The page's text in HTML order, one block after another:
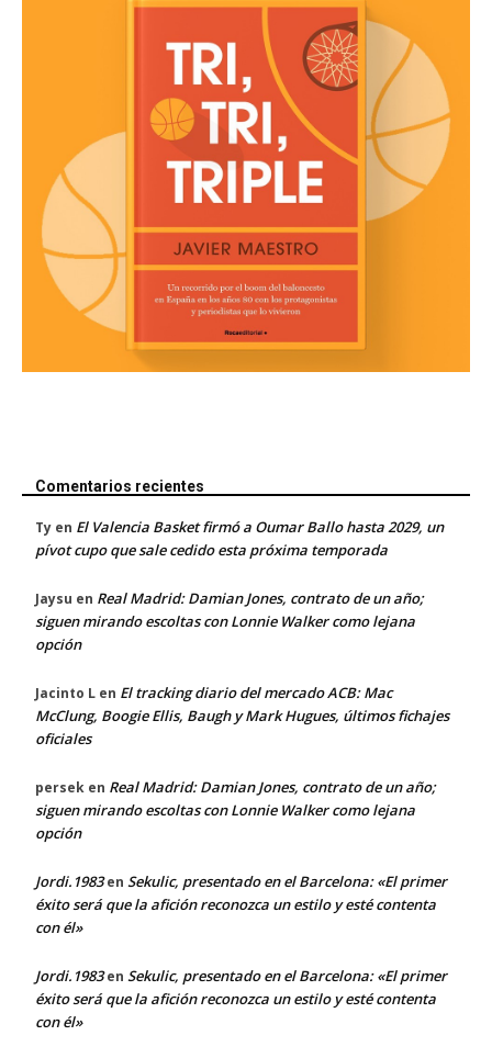
Comentarios recientes
Ty en El Valencia Basket firmó a Oumar Ballo hasta 2029, un
pívot cupo que sale cedido esta próxima temporada
Jaysu en Real Madrid: Damian Jones, contrato de un año;
siguen mirando escoltas con Lonnie Walker como lejana
opción
Jacinto L en El tracking diario del mercado ACB: Mac
McClung, Boogie Ellis, Baugh y Mark Hugues, últimos fichajes
oficiales
persek en Real Madrid: Damian Jones, contrato de un año;
siguen mirando escoltas con Lonnie Walker como lejana
opción
Jordi.1983en Sekulic, presentado en el Barcelona: «El primer
éxito será que la afición reconozca un estilo y esté contenta
con él»
Jordi.1983en Sekulic, presentado en el Barcelona: «El primer
éxito será que la afición reconozca un estilo y esté contenta
con él»